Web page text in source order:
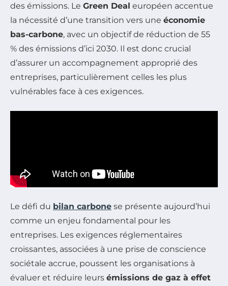
des émissions. Le Green Deal européen accentue
la nécessité d’une transition vers une économie
bas-carbone, avec un objectif de réduction de 55
% des émissions d’ici 2030. Il est donc crucial
d’assurer un accompagnement approprié des
entreprises, particulièrement celles les plus
vulnérables face à ces exigences.
Le défi du bilan carbone se présente aujourd’hui
comme un enjeu fondamental pour les
entreprises. Les exigences réglementaires
croissantes, associées à une prise de conscience
sociétale accrue, poussent les organisations à
évaluer et réduire leurs émissions de gaz à effet